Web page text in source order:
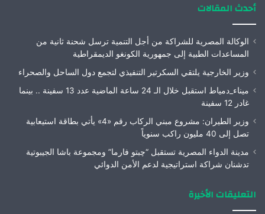
أحدث المقالات
الوكالة المصرية للشراكة من أجل التنمية ترسل شحنة ثانية من
المساعدات الطبية إلى جمهورية الكونغو الديمقراطية
وزير الخارجية يلتقي السكرتير التنفيذي لتجمع دول الساحل والصحراء
ميناء_دمياط استقبل خلال الـ 24 ساعة الماضية عدد 13 سفينة .. بينما
غادر 12 سفينة
وزير الطيران: مشروع مبني الركاب رقم «4» يأتي بطاقة استيعابية
تصل إلى 40 مليون راكب سنوياً
مدينة الدواء المصرية تستقبل “چبتو فارما” ومجموعة باشا الجيبوتية
تدشنان شراكة استراتيجية لدعم الأمن الدوائي
التعليقات الأخيرة